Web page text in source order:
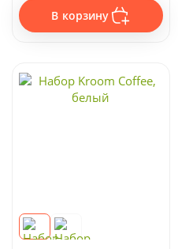
В корзину